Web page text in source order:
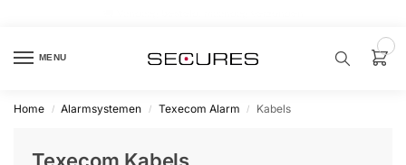
MENU
Home / Alarmsystemen / Texecom Alarm / Kabels